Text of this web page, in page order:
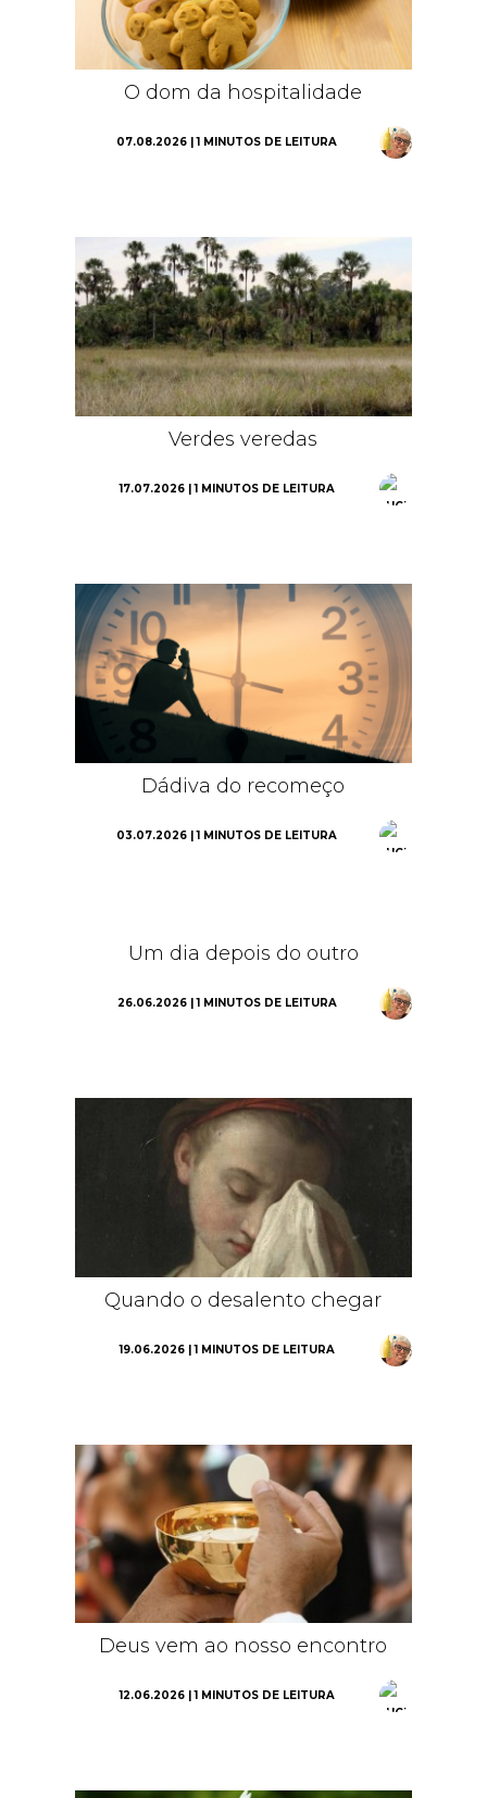
O dom da hospitalidade
07.08.2026 | 1 MINUTOS DE LEITURA
Verdes veredas
17.07.2026 | 1 MINUTOS DE LEITURA
Dádiva do recomeço
03.07.2026 | 1 MINUTOS DE LEITURA
Um dia depois do outro
26.06.2026 | 1 MINUTOS DE LEITURA
Quando o desalento chegar
19.06.2026 | 1 MINUTOS DE LEITURA
Deus vem ao nosso encontro
12.06.2026 | 1 MINUTOS DE LEITURA